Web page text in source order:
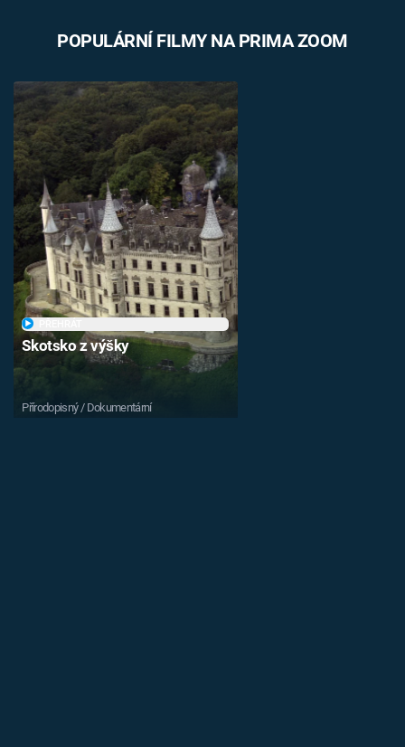
POPULÁRNÍ FILMY NA PRIMA ZOOM
Skotsko z výšky
Přírodopisný / Dokumentární